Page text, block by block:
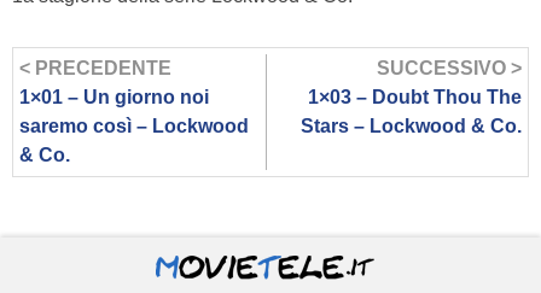
< PRECEDENTE
1×01 – Un giorno noi
saremo così – Lockwood
& Co.
SUCCESSIVO >
1×03 – Doubt Thou The
Stars – Lockwood & Co.